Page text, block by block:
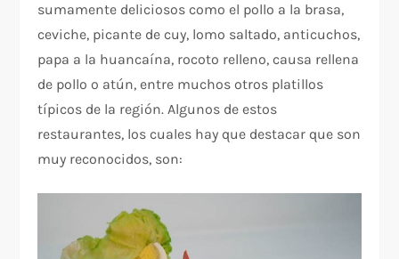
sumamente deliciosos como el pollo a la brasa,
ceviche, picante de cuy, lomo saltado, anticuchos,
papa a la huancaína, rocoto relleno, causa rellena
de pollo o atún, entre muchos otros platillos
típicos de la región. Algunos de estos
restaurantes, los cuales hay que destacar que son
muy reconocidos, son: